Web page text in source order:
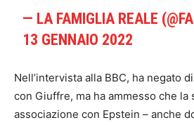
— LA FAMIGLIA REALE
13 GENNAIO 2022
Nell’intervista alla BBC, ha negato
con Giuffre, ma ha ammesso che la
associazione con Epstein – anche